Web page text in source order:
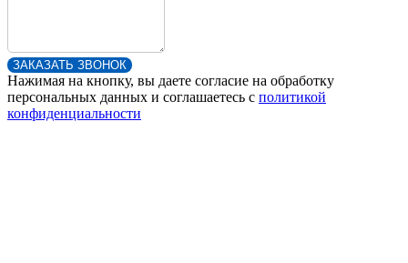
ЗАКАЗАТЬ ЗВОНОК
Нажимая на кнопку, вы даете согласие на обработку
персональных данных и соглашаетесь c политикой
конфиденциальности